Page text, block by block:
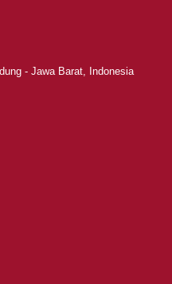
- Jawa Barat, Indonesia